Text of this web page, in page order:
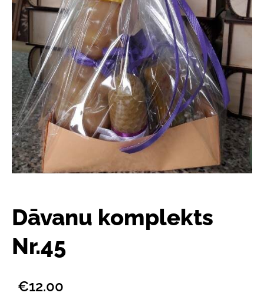
Dāvanu komplekts
Nr.45
€12.00